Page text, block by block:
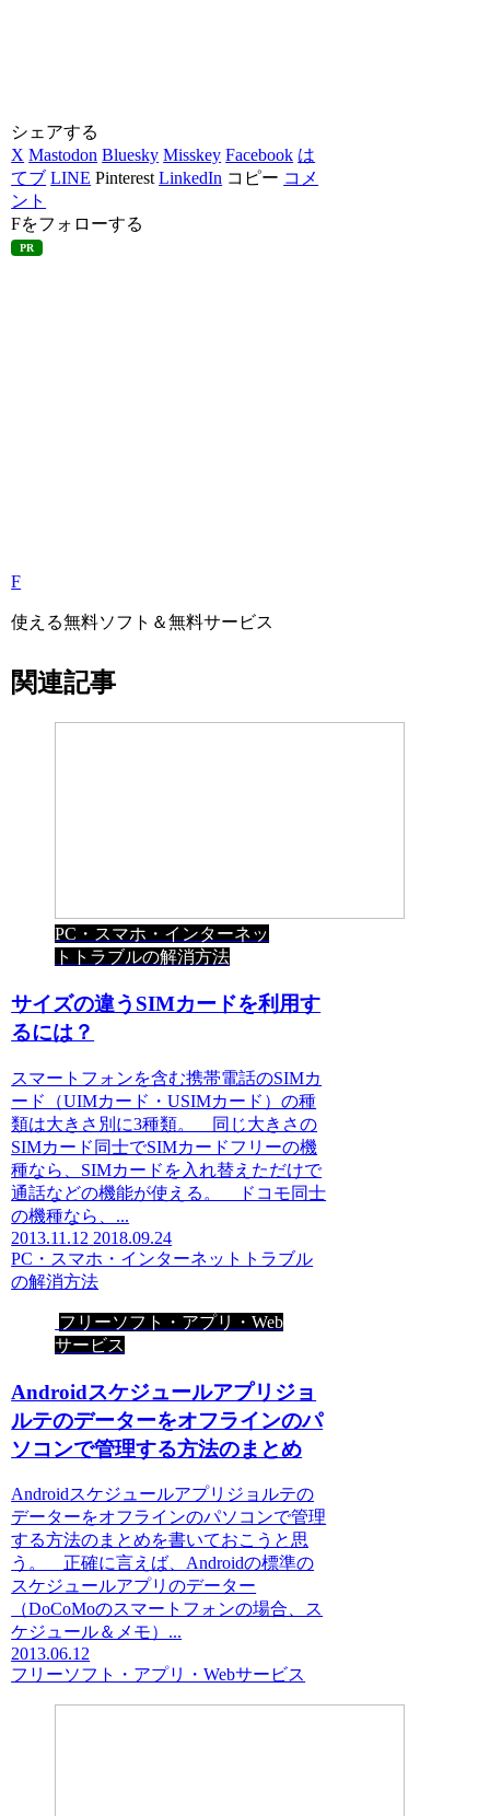
シェアする
X Mastodon Bluesky Misskey Facebook は
てブ LINE Pinterest LinkedIn コピー コメ
ント
Fをフォローする
PR
F
使える無料ソフト＆無料サービス
関連記事
PC・スマホ・インターネッ
トトラブルの解消方法
サイズの違うSIMカードを利用す
るには？
スマートフォンを含む携帯電話のSIMカ
ード（UIMカード・USIMカード）の種
類は大きさ別に3種類。 同じ大きさの
SIMカード同士でSIMカードフリーの機
種なら、SIMカードを入れ替えただけで
通話などの機能が使える。 ドコモ同士
の機種なら、...
2013.11.12 2018.09.24
PC・スマホ・インターネットトラブル
の解消方法
フリーソフト・アプリ・Web
サービス
Androidスケジュールアプリジョ
ルテのデーターをオフラインのパ
ソコンで管理する方法のまとめ
Androidスケジュールアプリジョルテの
データーをオフラインのパソコンで管理
する方法のまとめを書いておこうと思
う。 正確に言えば、Androidの標準の
スケジュールアプリのデーター
（DoCoMoのスマートフォンの場合、ス
ケジュール＆メモ）...
2013.06.12
フリーソフト・アプリ・Webサービス